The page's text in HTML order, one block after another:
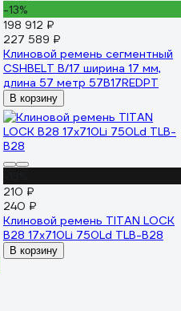
-13%
198 912 ₽
227 589 ₽
Клиновой ремень сегментный
CSHBELT B/17 ширина 17 мм,
длина 57 метр 57B17REDPT
В корзину
210 ₽
240 ₽
Клиновой ремень TITAN LOCK
B28 17x710Li 750Ld TLB-B28
В корзину